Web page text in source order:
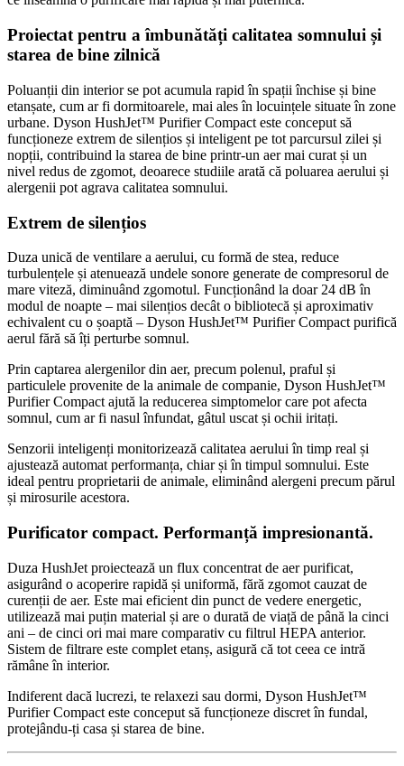
Proiectat pentru a îmbunătăți calitatea somnului și
starea de bine zilnică
Poluanții din interior se pot acumula rapid în spații închise și bine
etanșate, cum ar fi dormitoarele, mai ales în locuințele situate în zone
urbane. Dyson HushJet™ Purifier Compact este conceput să
funcționeze extrem de silențios și inteligent pe tot parcursul zilei și
nopții, contribuind la starea de bine printr-un aer mai curat și un
nivel redus de zgomot, deoarece studiile arată că poluarea aerului și
alergenii pot agrava calitatea somnului.
Extrem de silențios
Duza unică de ventilare a aerului, cu formă de stea, reduce
turbulențele și atenuează undele sonore generate de compresorul de
mare viteză, diminuând zgomotul. Funcționând la doar 24 dB în
modul de noapte – mai silențios decât o bibliotecă și aproximativ
echivalent cu o șoaptă – Dyson HushJet™ Purifier Compact purifică
aerul fără să îți perturbe somnul.
Prin captarea alergenilor din aer, precum polenul, praful și
particulele provenite de la animale de companie, Dyson HushJet™
Purifier Compact ajută la reducerea simptomelor care pot afecta
somnul, cum ar fi nasul înfundat, gâtul uscat și ochii iritați.
Senzorii inteligenți monitorizează calitatea aerului în timp real și
ajustează automat performanța, chiar și în timpul somnului. Este
ideal pentru proprietarii de animale, eliminând alergeni precum părul
și mirosurile acestora.
Purificator compact. Performanță impresionantă.
Duza HushJet proiectează un flux concentrat de aer purificat,
asigurând o acoperire rapidă și uniformă, fără zgomot cauzat de
curenții de aer. Este mai eficient din punct de vedere energetic,
utilizează mai puțin material și are o durată de viață de până la cinci
ani – de cinci ori mai mare comparativ cu filtrul HEPA anterior.
Sistem de filtrare este complet etanș, asigură că tot ceea ce intră
rămâne în interior.
Indiferent dacă lucrezi, te relaxezi sau dormi, Dyson HushJet™
Purifier Compact este conceput să funcționeze discret în fundal,
protejându-ți casa și starea de bine.